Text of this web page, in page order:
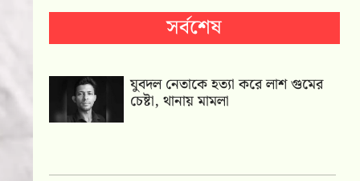
সর্বশেষ
যুবদল নেতাকে হত্যা করে লাশ গুমের
চেষ্টা, থানায় মামলা